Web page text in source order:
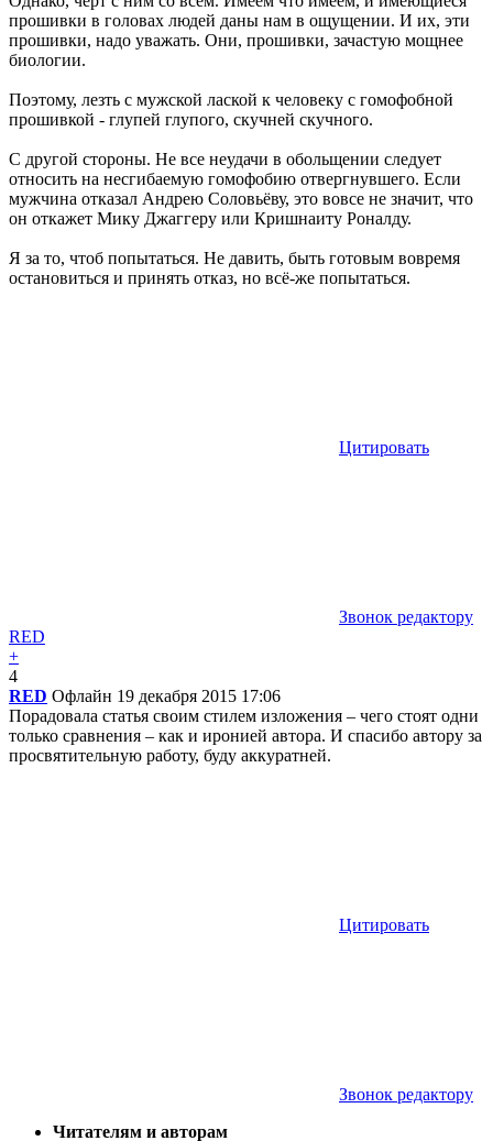
прошивки в головах людей даны нам в ощущении. И их, эти
прошивки, надо уважать. Они, прошивки, зачастую мощнее
биологии.
Поэтому, лезть с мужской лаской к человеку с гомофобной
прошивкой - глупей глупого, скучней скучного.
С другой стороны. Не все неудачи в обольщении следует
относить на несгибаемую гомофобию отвергнувшего. Если
мужчина отказал Андрею Соловьёву, это вовсе не значит, что
он откажет Мику Джаггеру или Кришнаиту Роналду.
Я за то, чтоб попытаться. Не давить, быть готовым вовремя
остановиться и принять отказ, но всё-же попытаться.
Цитировать
Звонок редактору
RED
+
4
RED Офлайн 19 декабря 2015 17:06
Порадовала статья своим стилем изложения – чего стоят одни
только сравнения – как и иронией автора. И спасибо автору за
просвятительную работу, буду аккуратней.
Цитировать
Звонок редактору
Читателям и авторам